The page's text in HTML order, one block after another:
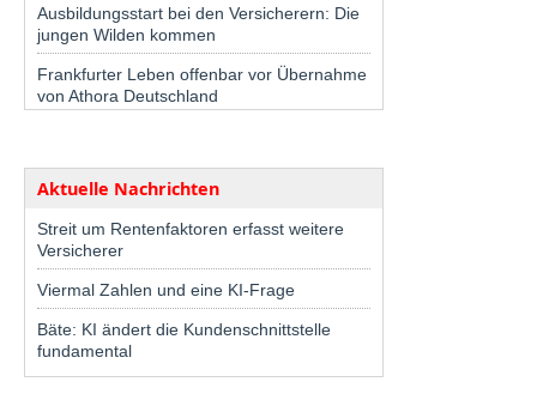
Ausbildungsstart bei den Versicherern: Die
jungen Wilden kommen
Frankfurter Leben offenbar vor Übernahme
von Athora Deutschland
Aktuelle Nachrichten
Streit um Rentenfaktoren erfasst weitere
Versicherer
Viermal Zahlen und eine KI-Frage
Bäte: KI ändert die Kundenschnittstelle
fundamental